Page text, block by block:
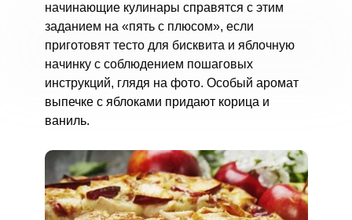
начинающие кулинары справятся с этим
заданием на «пять с плюсом», если
приготовят тесто для бисквита и яблочную
начинку с соблюдением пошаговых
инструкций, глядя на фото. Особый аромат
выпечке с яблоками придают корица и
ваниль.